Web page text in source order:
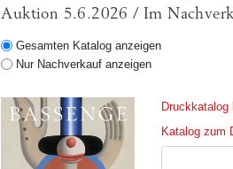
Auktion 5.6.2026 / Im
Gesamten Katalog anzeigen
Nur Nachverkauf anzeigen
Druckkatalog
Katalog zum